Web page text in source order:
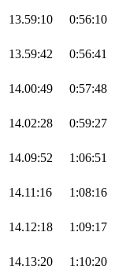
13.59:10 0:56:10
13.59:42 0:56:41
14.00:49 0:57:48
14.02:28 0:59:27
14.09:52 1:06:51
14.11:16 1:08:16
14.12:18 1:09:17
14.13:20 1:10:20